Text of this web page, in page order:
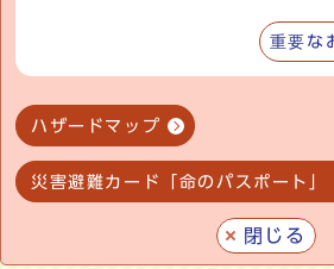
重要な
ハザードマップ
災害避難カード「命のパスポート」
閉じる